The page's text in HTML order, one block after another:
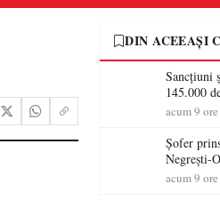
DIN ACEEAȘI
Sancțiuni
145.000
acțiunilor
acum 9 ore
Șofer
Negrești-
după un
acum 9 ore